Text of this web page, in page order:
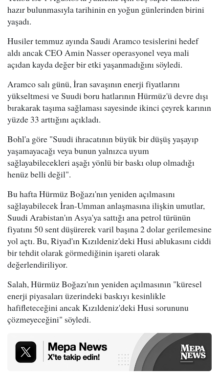
hazır bulunmasıyla tarihinin en yoğun günlerinden birini
yaşadı.
Husiler temmuz ayında Saudi Aramco tesislerini hedef
aldı ancak CEO Amin Nasser operasyonel veya mali
açıdan kayda değer bir etki yaşanmadığını söyledi.
Aramco salı günü, İran savaşının enerji fiyatlarını
yükseltmesi ve Suudi boru hatlarının Hürmüz'ü devre dışı
bırakarak taşıma sağlaması sayesinde ikinci çeyrek karının
yüzde 33 arttığını açıkladı.
Bohl'a göre "Suudi ihracatının büyük bir düşüş yaşayıp
yaşamayacağı veya bunun yalnızca uyum
sağlayabilecekleri aşağı yönlü bir baskı olup olmadığı
henüz belli değil".
Bu hafta Hürmüz Boğazı'nın yeniden açılmasını
sağlayabilecek İran-Umman anlaşmasına ilişkin umutlar,
Suudi Arabistan'ın Asya'ya sattığı ana petrol türünün
fiyatını 50 sent düşürerek varil başına 2 dolar gerilemesine
yol açtı. Bu, Riyad'ın Kızıldeniz'deki Husi ablukasını ciddi
bir tehdit olarak görmediğinin işareti olarak
değerlendiriliyor.
Salah, Hürmüz Boğazı'nın yeniden açılmasının "küresel
enerji piyasaları üzerindeki baskıyı kesinlikle
hafifleteceğini ancak Kızıldeniz'deki Husi sorununu
çözmeyeceğini" söyledi.